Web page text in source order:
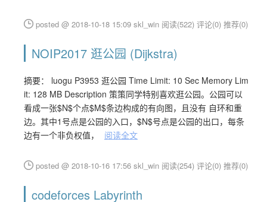
posted @ 2018-10-18 15:09 skl_win 阅读(522) 评论(0) 推荐(0)
NOIP2017 逛公园 (Dijkstra)
摘要： luogu P3953 逛公园 Time Limit: 10 Sec Memory Lim
it: 128 MB Description 策策同学特别喜欢逛公园。公园可以
看成一张$N$个点$M$条边构成的有向图，且没有 自环和重
边。其中1号点是公园的入口，$N$号点是公园的出口，每条
边有一个非负权值，
阅读全文
posted @ 2018-10-16 17:56 skl_win 阅读(254) 评论(0) 推荐(0)
codeforces Labyrinth